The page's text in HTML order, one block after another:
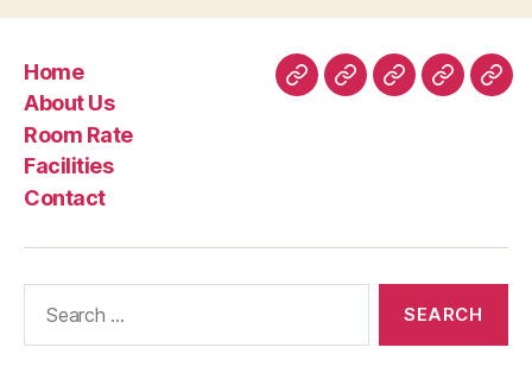
Home
About Us
Room Rate
Facilities
Contact
HomeAboutRoomFacilities